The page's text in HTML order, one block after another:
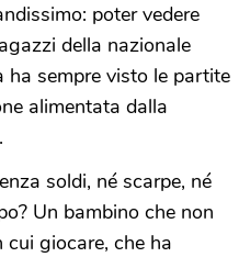
poter vedere
della nazionale
ha sempre visto le partite
alimentata dalla
soldi, né scarpe, né
Un bambino che non
giocare, che ha